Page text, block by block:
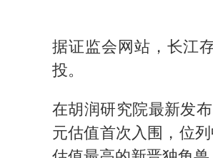
胜宏科
美股
U17
百花奖
据证监会网站，长江
投。
在胡润研究院最新发
元估值首次入围，位